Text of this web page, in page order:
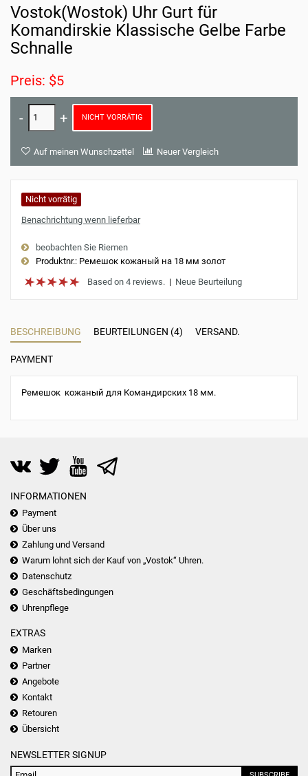
Vostok(Wostok) Uhr Gurt für
Komandirskie Klassische Gelbe Farbe
Schnalle
Preis: $5
NICHT VORRÄTIG
Auf meinen Wunschzettel Neuer Vergleich
Nicht vorrätig
Benachrichtung wenn lieferbar
beobachten Sie Riemen
Produktnr.: Ремешок кожаный на 18 мм золот
Based on 4 reviews. | Neue Beurteilung
BESCHREIBUNG BEURTEILUNGEN (4) VERSAND.
PAYMENT
Ремешок кожаный для Командирских 18 мм.
INFORMATIONEN
Payment
Über uns
Zahlung und Versand
Warum lohnt sich der Kauf von „Vostok“ Uhren.
Datenschutz
Geschäftsbedingungen
Uhrenpflege
EXTRAS
Marken
Partner
Angebote
Kontakt
Retouren
Übersicht
NEWSLETTER SIGNUP